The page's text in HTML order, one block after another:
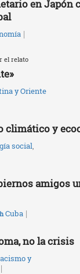
en Japón
|
el relato
y Oriente
climático y
social
amigos
Cuba |
no la crisis
y
|